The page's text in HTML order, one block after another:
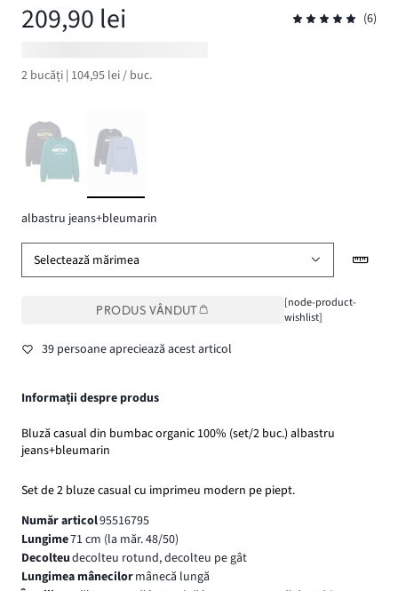
209,90 lei (6)
2 bucăți | 104,95 lei / buc.
albastru jeans+bleumarin
Selectează mărimea
PRODUS VÂNDUT
[node-product-
wishlist]
39 persoane apreciează acest articol
Informații despre produs
Bluză casual din bumbac organic 100% (set/2 buc.) albastru
jeans+bleumarin
Set de 2 bluze casual cu imprimeu modern pe piept.
Număr articol95516795
Lungime71 cm (la măr. 48/50)
Decolteudecolteu rotund, decolteu pe gât
Lungimea mânecilormânecă lungă